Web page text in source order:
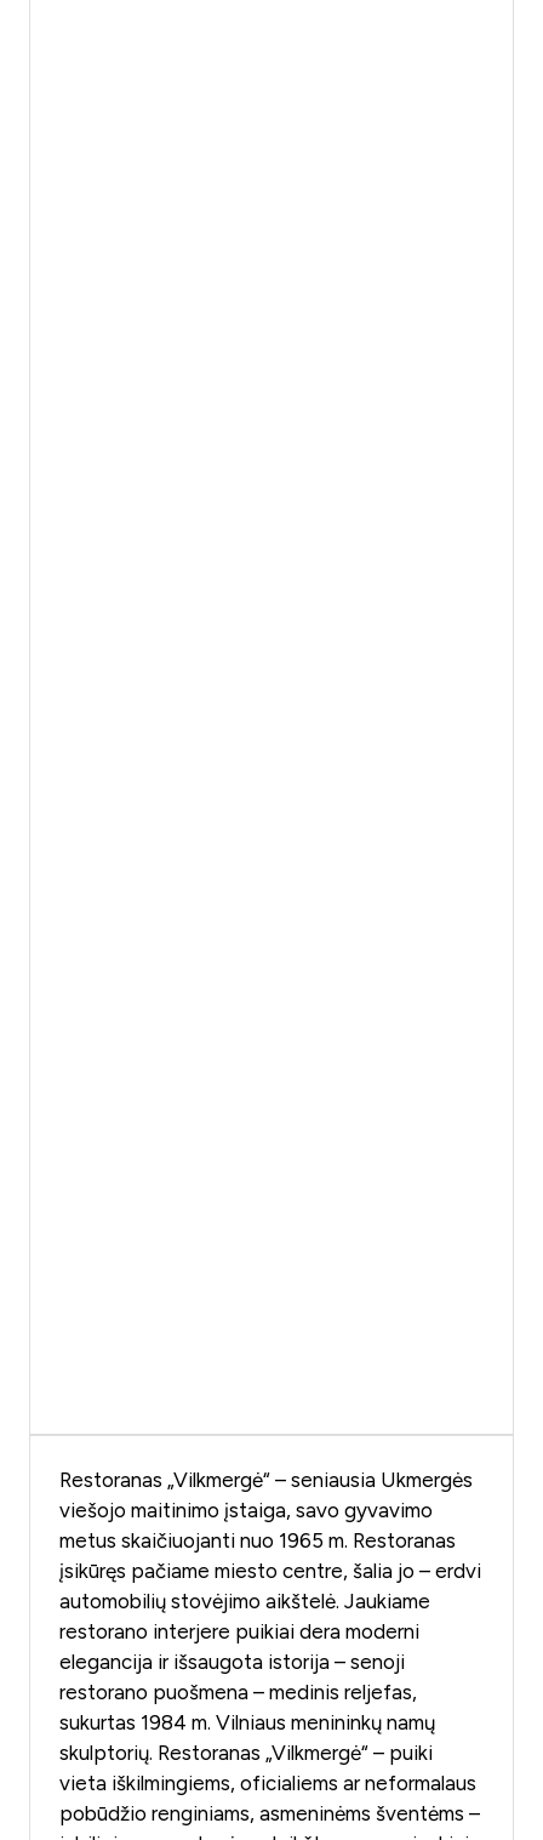
Restoranas „Vilkmergė“ – seniausia Ukmergės
viešojo maitinimo įstaiga, savo gyvavimo
metus skaičiuojanti nuo 1965 m. Restoranas
įsikūręs pačiame miesto centre, šalia jo – erdvi
automobilių stovėjimo aikštelė. Jaukiame
restorano interjere puikiai dera moderni
elegancija ir išsaugota istorija – senoji
restorano puošmena – medinis reljefas,
sukurtas 1984 m. Vilniaus menininkų namų
skulptorių. Restoranas „Vilkmergė“ – puiki
vieta iškilmingiems, oficialiems ar neformalaus
pobūdžio renginiams, asmeninėms šventėms –